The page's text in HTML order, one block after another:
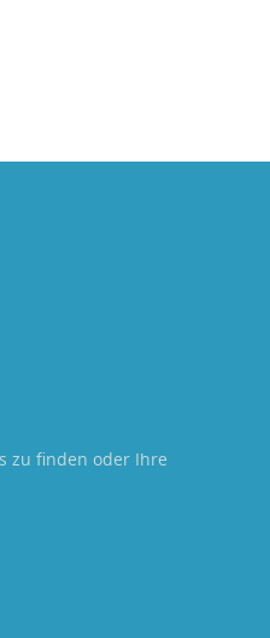
zu finden oder Ihre